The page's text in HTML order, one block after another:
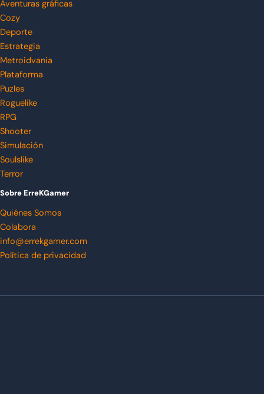
Aventuras gráficas
Cozy
Deporte
Estrategia
Metroidvania
Plataforma
Puzles
Roguelike
RPG
Shooter
Simulación
Soulslike
Terror
Sobre ErreKGamer
Quiénes Somos
Colabora
info@errekgamer.com
Política de privacidad